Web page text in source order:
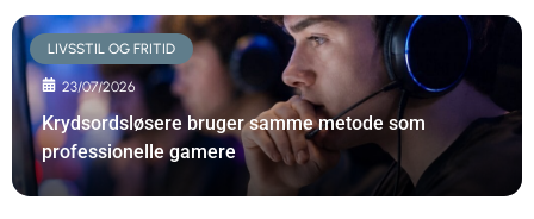
LIVSSTIL OG FRITID
23/07/2026
Krydsordsløsere bruger samme metode som
professionelle gamere